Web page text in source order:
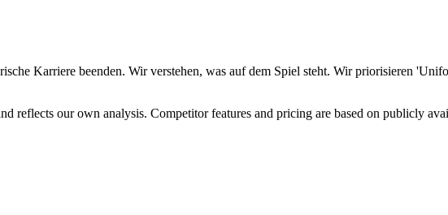
Karriere beenden. Wir verstehen, was auf dem Spiel steht. Wir priorisieren
reflects our own analysis. Competitor features and pricing are based on publicly